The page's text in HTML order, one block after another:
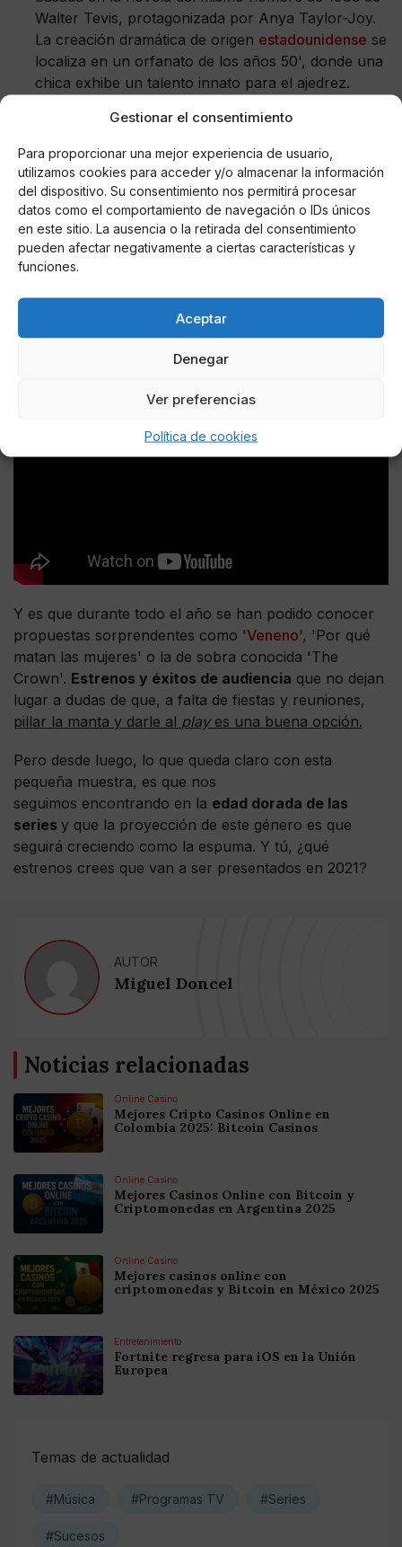
Gestionar el consentimiento
Para proporcionar una mejor experiencia de usuario,
utilizamos cookies para acceder y/o almacenar la información
del dispositivo. Su consentimiento nos permitirá procesar
datos como el comportamiento de navegación o IDs únicos
en este sitio. La ausencia o la retirada del consentimiento
pueden afectar negativamente a ciertas características y
funciones.
Aceptar
Denegar
Ver preferencias
Política de cookies
Walter Tevis, protagonizada por Anya Taylor-Joy.
La creación dramática de origen estadounidense se
localiza en un orfanato de los años 50', donde una
chica exhibe un talento innato para el ajedrez.
'La vida por delante'. Esta serie cuenta cómo un
niño de la calle roba a una superviviente del
Holocausto. Ella, que se encarga del cuidado de
su propia casa y surge entre los dos una amistad
Y es que durante todo el año se han podido conocer
propuestas sorprendentes como 'Veneno', 'Por qué
matan las mujeres' o la de sobra conocida 'The
Crown'. Estrenos y éxitos de audiencia que no dejan
lugar a dudas de que, a falta de fiestas y reuniones,
pillar la manta y darle al playes una buena opción.
Pero desde luego, lo que queda claro con esta
pequeña muestra, es que nos
seguimos encontrando en la edad dorada de las
series y que la proyección de este género es que
seguirá creciendo como la espuma. Y tú, ¿qué
estrenos crees que van a ser presentados en 2021?
AUTOR
Miguel Doncel
Noticias relacionadas
Online Casino
Mejores Cripto Casinos Online en
Colombia 2025: Bitcoin Casinos
Online Casino
Mejores Casinos Online con Bitcoin y
Criptomonedas en Argentina 2025
Online Casino
Mejores casinos online con
criptomonedas y Bitcoin en México 2025
Entretenimiento
Fortnite regresa para iOS en la Unión
Europea
Temas de actualidad
#Música #Programas TV #Series
#Sucesos